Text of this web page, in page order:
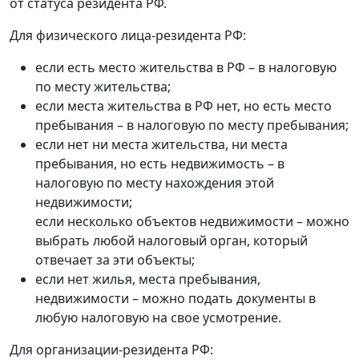
Для физического лица-резидента РФ:
если есть место жительства в РФ – в налоговую
по месту жительства;
если места жительства в РФ нет, но есть место
пребывания – в налоговую по месту пребывания;
если нет ни места жительства, ни места
пребывания, но есть недвижимость – в
налоговую по месту нахождения этой
недвижимости;
если несколько объектов недвижимости – можно
выбрать любой налоговый орган, который
отвечает за эти объекты;
если нет жилья, места пребывания,
недвижимости – можно подать документы в
любую налоговую на свое усмотрение.
Для организации-резидента РФ: